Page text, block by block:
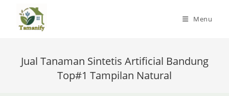
content
Menu
Jual Tanaman Sintetis Artificial Bandung
Top#1 Tampilan Natural